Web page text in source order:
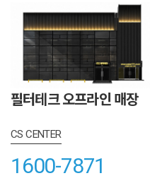
필터테크 오프라인 매장
CS CENTER
1600-7871